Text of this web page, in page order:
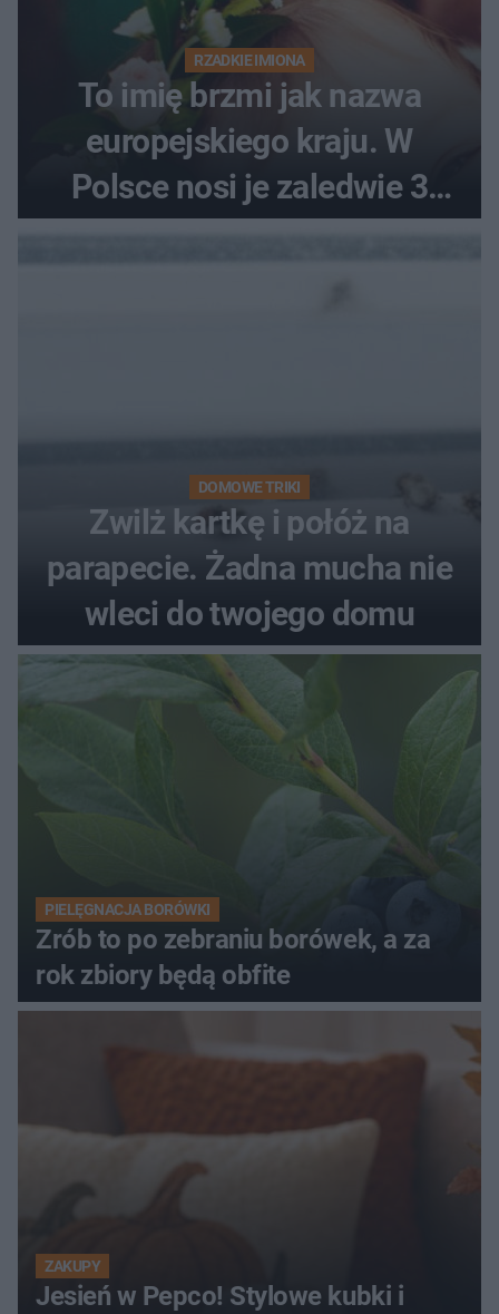
RZADKIE IMIONA
To imię brzmi jak nazwa
europejskiego kraju. W
Polsce nosi je zaledwie 3
kobiety
DOMOWE TRIKI
Zwilż kartkę i połóż na
parapecie. Żadna mucha nie
wleci do twojego domu
PIELĘGNACJA BORÓWKI
Zrób to po zebraniu borówek, a za
rok zbiory będą obfite
ZAKUPY
Jesień w Pepco! Stylowe kubki i